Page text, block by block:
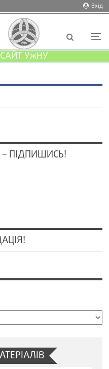
Вхід
САЙТ УжНУ
– ПІДПИШИСЬ!